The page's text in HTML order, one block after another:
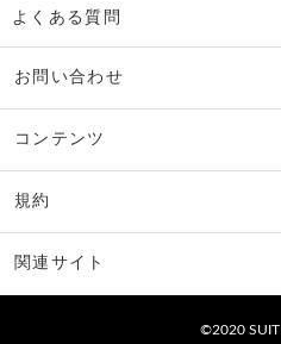
よくある質問
お問い合わせ
コンテンツ
規約
関連サイト
©2020 SUIT